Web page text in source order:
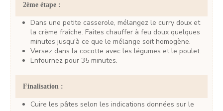
2ème étape :
Dans une petite casserole, mélangez le curry doux et
la crème fraîche. Faites chauffer à feu doux quelques
minutes jusqu'à ce que le mélange soit homogène.
Versez dans la cocotte avec les légumes et le poulet.
Enfournez pour 35 minutes.
Finalisation :
Cuire les pâtes selon les indications données sur le